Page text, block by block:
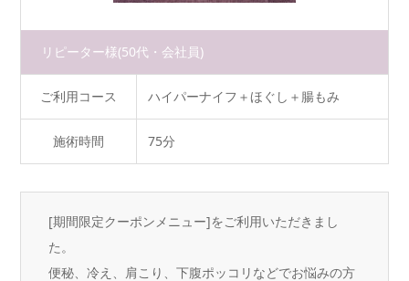
リピーター様(50代・会社員)
ご利用コース ハイパーナイフ＋ほぐし＋腸もみ
施術時間 75分
[期間限定クーポンメニュー]をご利用いただきまし
た。
便秘、冷え、肩こり、下腹ポッコリなどでお悩みの方